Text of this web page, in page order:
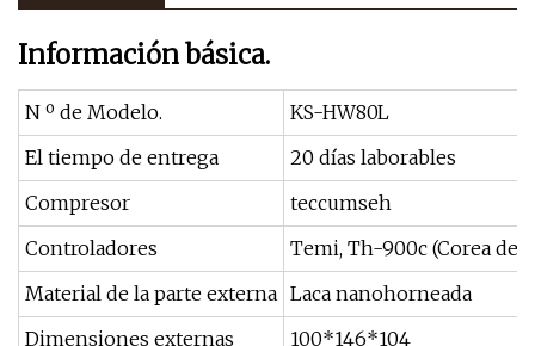
Información básica.
N º de Modelo.
KS-HW80L
El tiempo de entrega
20 días laborables
Compresor
teccumseh
Controladores
Temi, Th-900c (Corea del
Material de la parte externa Laca nanohorneada
Dimensiones externas
100*146*104